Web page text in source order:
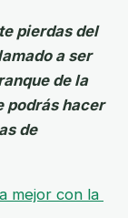
pierdas del
a ser
de la
podrás hacer
de
mejor con la